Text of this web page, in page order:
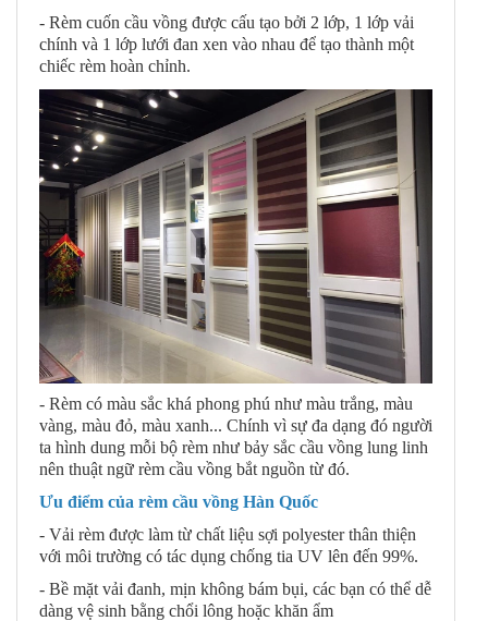
- Rèm cuốn cầu vồng được cấu tạo bởi 2 lớp, 1 lớp vải
chính và 1 lớp lưới đan xen vào nhau để tạo thành một
chiếc rèm hoàn chỉnh.
- Rèm có màu sắc khá phong phú như màu trắng, màu
vàng, màu đỏ, màu xanh... Chính vì sự đa dạng đó người
ta hình dung mỗi bộ rèm như bảy sắc cầu vồng lung linh
nên thuật ngữ rèm cầu vồng bắt nguồn từ đó.
Ưu điểm của rèm cầu vồng Hàn Quốc
- Vải rèm được làm từ chất liệu sợi polyester thân thiện
với môi trường có tác dụng chống tia UV lên đến 99%.
- Bề mặt vải đanh, mịn không bám bụi, các bạn có thể dễ
dàng vệ sinh bằng chổi lông hoặc khăn ẩm